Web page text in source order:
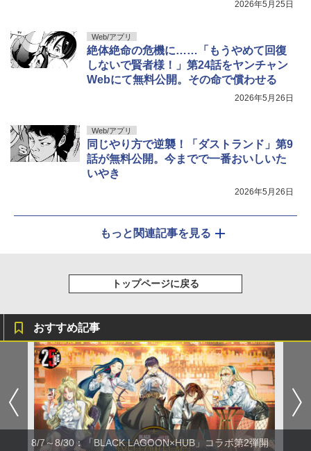
2026年5月25日
Web/アプリ
絶体絶命の危機に……「もうやめて回復
しないで賢者様！」第24話をヤンチャン
Webにて無料公開。その命で償わせる
2026年5月26日
Web/アプリ
同じやり方で逆襲！「ダストランド」第9
話が無料公開。今までで一番おいしいた
いやき
2026年5月26日
もっと関連記事を見る
トップページに戻る
おすすめ記事
8/7～8/30：「BLACK LAGOON×HUB」コラボ第2弾開